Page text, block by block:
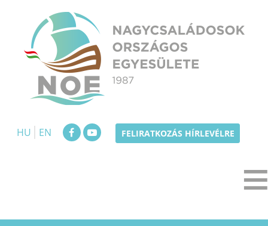
content
HU
EN FELIRATKOZÁS HÍRLEVÉLRE